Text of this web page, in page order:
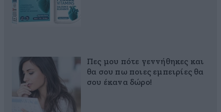
Πες μου πότε γεννήθηκες και
θα σου πω ποιες εμπειρίες θα
σου έκανα δώρο!